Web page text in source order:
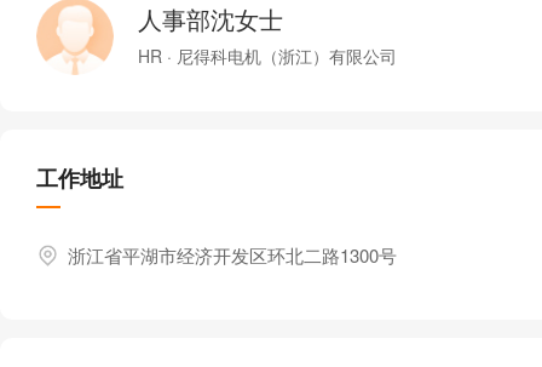
人事部沈女士
HR · 尼得科电机（浙江）有限公司
工作地址
浙江省平湖市经济开发区环北二路1300号